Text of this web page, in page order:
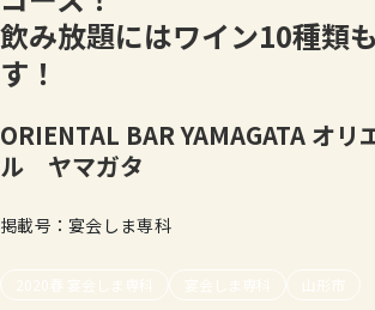
飲み放題にはワイン10種類
す！
ORIENTAL BAR YAMAGATA オリ
ル ヤマガタ
掲載号：宴会しま専科
2020春 宴会しま専科 宴会しま専科 山形市